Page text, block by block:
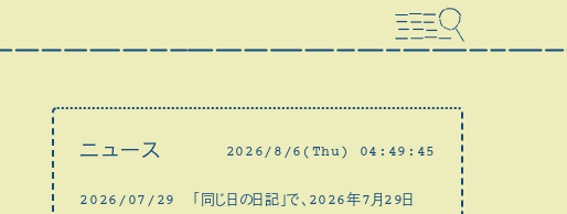
ニュース 2026/8/6(Thu) 04:49:46
2026/07/29
「同じ日の日記」で、2026年7月29日